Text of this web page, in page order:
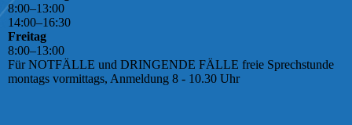
8:00–13:00
14:00–16:30
Freitag
8:00–13:00
Für NOTFÄLLE und DRINGENDE FÄLLE freie Sprechstunde
montags vormittags, Anmeldung 8 - 10.30 Uhr